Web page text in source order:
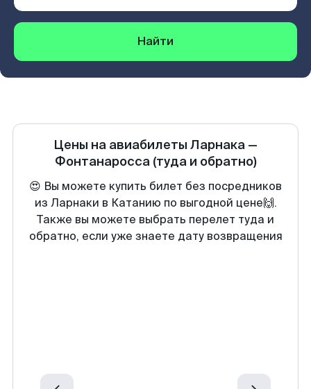
Найти
Цены на авиабилеты Ларнака —
Фонтанаросса (туда и обратно)
😍 Вы можете купить билет без посредников
из Ларнаки в Катанию по выгодной цене🙌.
Также вы можете выбрать перелет туда и
обратно, если уже знаете дату возвращения